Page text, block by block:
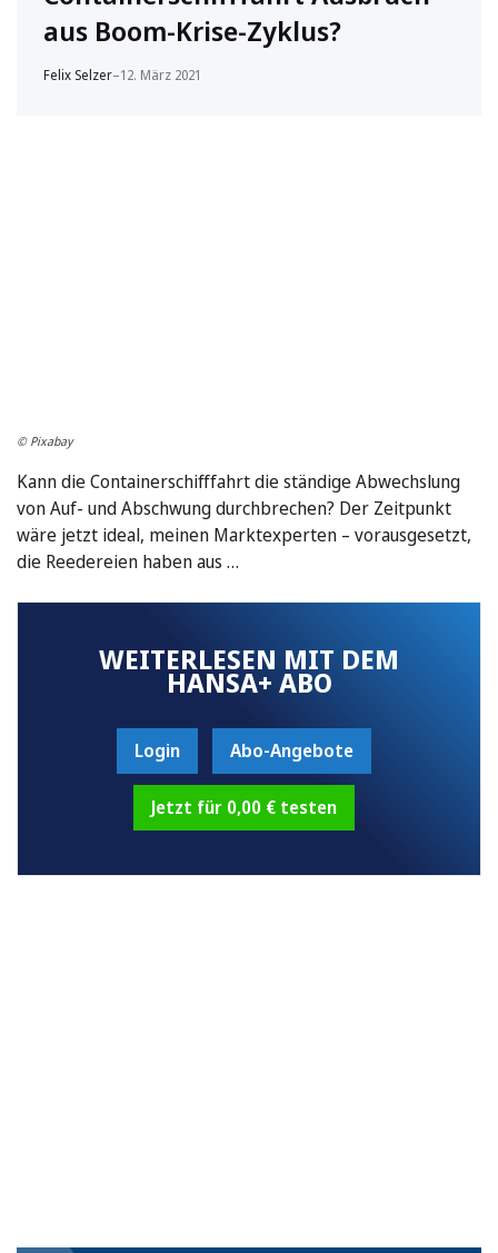
aus Boom-Krise-Zyklus?
Felix Selzer–12. März 2021
© Pixabay
Kann die Containerschifffahrt die ständige Abwechslung
von Auf- und Abschwung durchbrechen? Der Zeitpunkt
wäre jetzt ideal, meinen Marktexperten – vorausgesetzt,
die Reedereien haben aus …
WEITERLESEN MIT DEM
HANSA+ ABO
Login Abo-Angebote
Jetzt für 0,00 € testen